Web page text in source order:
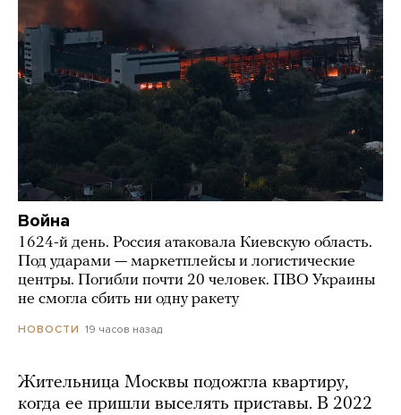
Война
1624-й день. Россия атаковала Киевскую область.
Под ударами — маркетплейсы и логистические
центры. Погибли почти 20 человек. ПВО Украины
не смогла сбить ни одну ракету
НОВОСТИ 19 часов назад
Жительница Москвы подожгла квартиру,
когда ее пришли выселять приставы. В 2022